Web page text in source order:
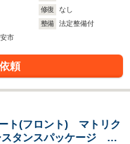
修復
なし
整備
法定整備付
市
頼
ト(フロント) マトリク
タンスパッケージ プ